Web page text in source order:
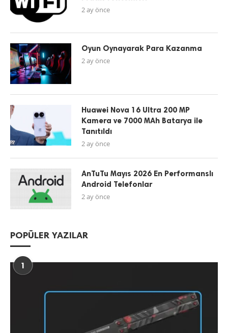
2 ay önce
Oyun Oynayarak Para Kazanma
2 ay önce
Huawei Nova 16 Ultra 200 MP
Kamera ve 7000 MAh Batarya ile
Tanıtıldı
2 ay önce
AnTuTu Mayıs 2026 En Performanslı
Android Telefonlar
2 ay önce
POPÜLER YAZILAR
1